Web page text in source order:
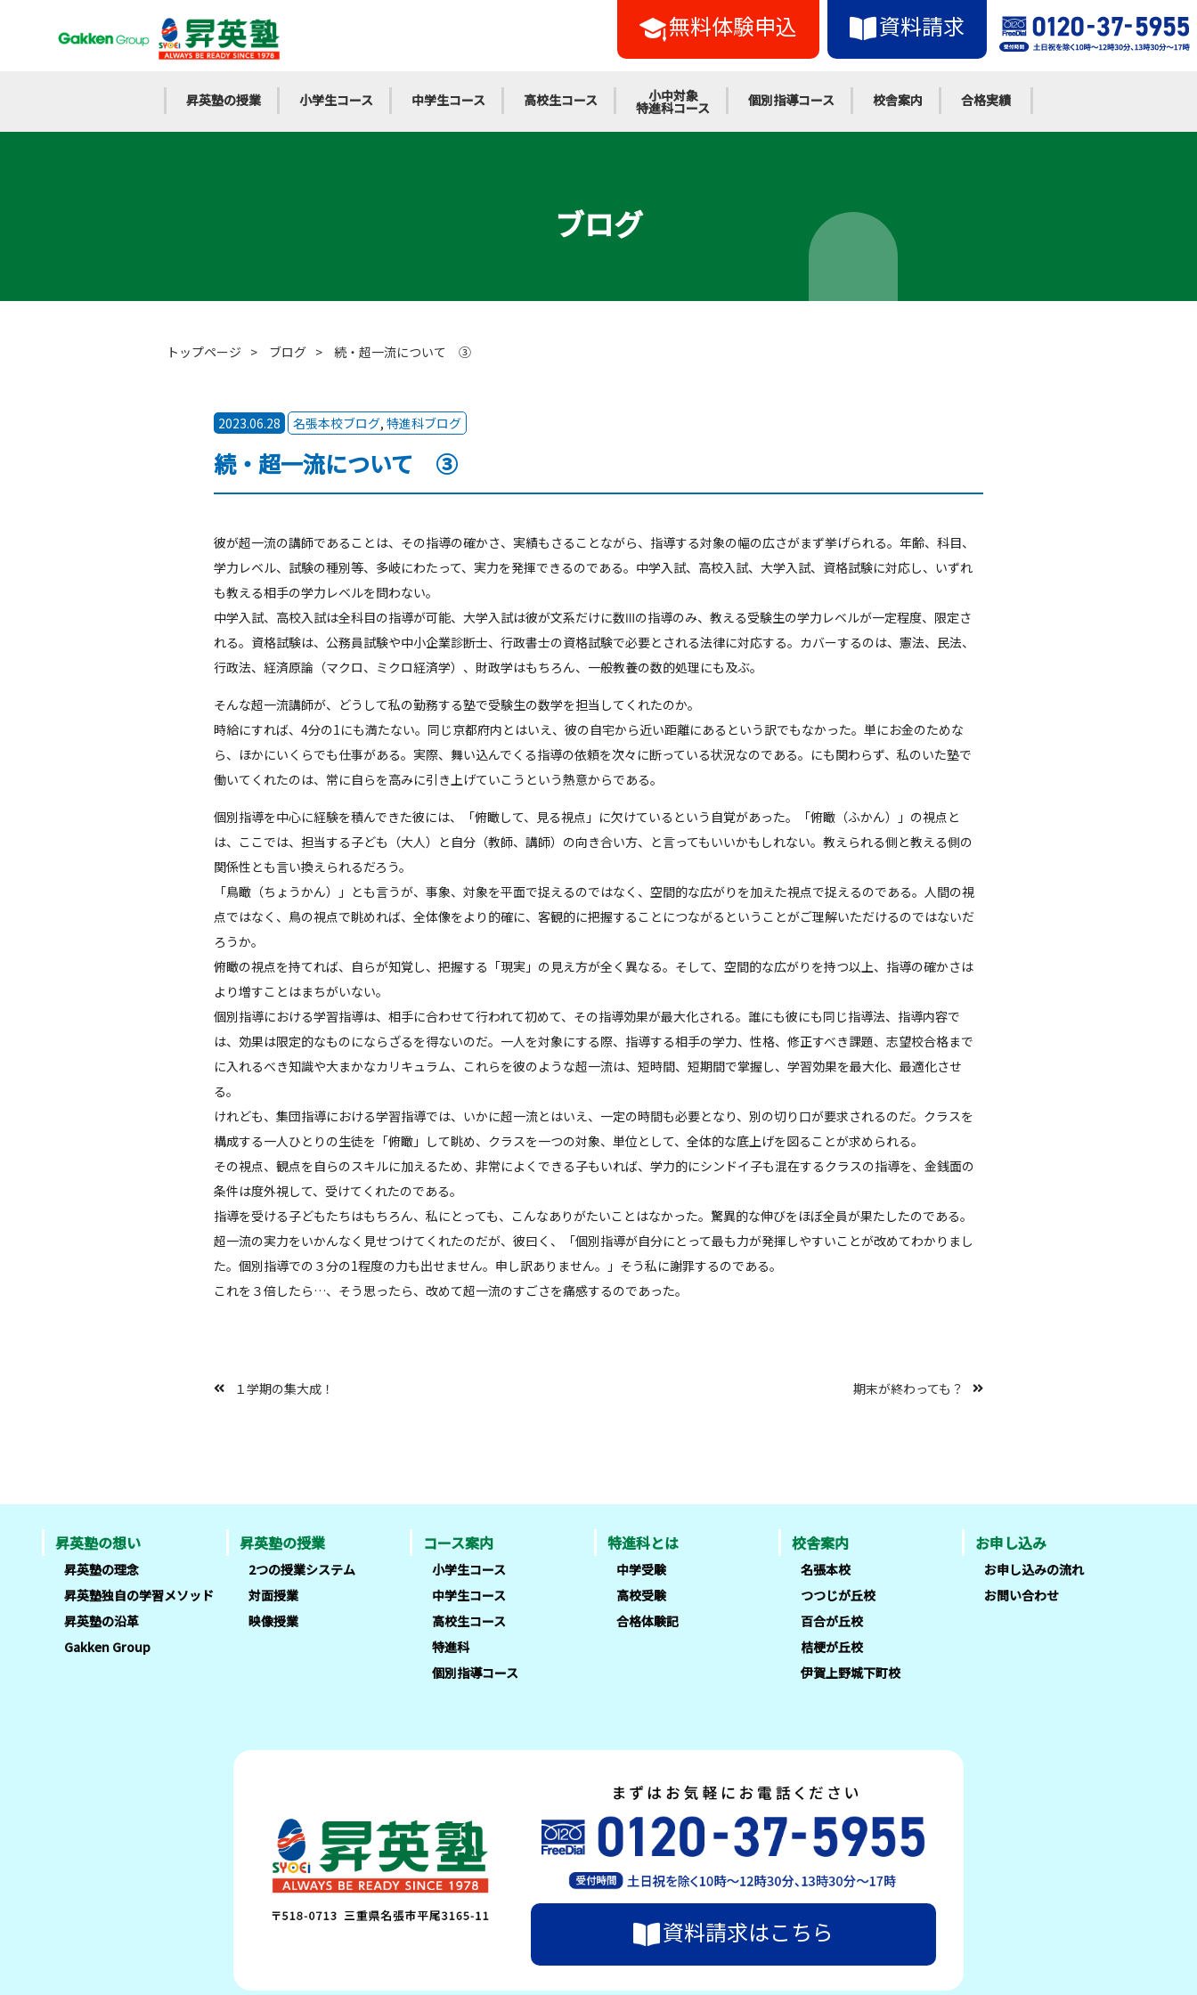
無料体験申込 資料請求
昇英塾の授業 小学生コース 中学生コース 高校生コース 小中対象
特進科コース 個別指導コース 校舎案内 合格実績
ブログ
トップページ > ブログ > 続・超一流について ③
2023.06.28 名張本校ブログ, 特進科ブログ
続・超一流について ③
彼が超一流の講師であることは、その指導の確かさ、実績もさることながら、指導する対象の幅の広さがまず挙げられる。年齢、科目、
学力レベル、試験の種別等、多岐にわたって、実力を発揮できるのである。中学入試、高校入試、大学入試、資格試験に対応し、いずれ
も教える相手の学力レベルを問わない。
中学入試、高校入試は全科目の指導が可能、大学入試は彼が文系だけに数Ⅲの指導のみ、教える受験生の学力レベルが一定程度、限定さ
れる。資格試験は、公務員試験や中小企業診断士、行政書士の資格試験で必要とされる法律に対応する。カバーするのは、憲法、民法、
行政法、経済原論（マクロ、ミクロ経済学）、財政学はもちろん、一般教養の数的処理にも及ぶ。
そんな超一流講師が、どうして私の勤務する塾で受験生の数学を担当してくれたのか。
時給にすれば、4分の1にも満たない。同じ京都府内とはいえ、彼の自宅から近い距離にあるという訳でもなかった。単にお金のためな
ら、ほかにいくらでも仕事がある。実際、舞い込んでくる指導の依頼を次々に断っている状況なのである。にも関わらず、私のいた塾で
働いてくれたのは、常に自らを高みに引き上げていこうという熱意からである。
個別指導を中心に経験を積んできた彼には、「俯瞰して、見る視点」に欠けているという自覚があった。「俯瞰（ふかん）」の視点と
は、ここでは、担当する子ども（大人）と自分（教師、講師）の向き合い方、と言ってもいいかもしれない。教えられる側と教える側の
関係性とも言い換えられるだろう。
「鳥瞰（ちょうかん）」とも言うが、事象、対象を平面で捉えるのではなく、空間的な広がりを加えた視点で捉えるのである。人間の視
点ではなく、鳥の視点で眺めれば、全体像をより的確に、客観的に把握することにつながるということがご理解いただけるのではないだ
ろうか。
俯瞰の視点を持てれば、自らが知覚し、把握する「現実」の見え方が全く異なる。そして、空間的な広がりを持つ以上、指導の確かさは
より増すことはまちがいない。
個別指導における学習指導は、相手に合わせて行われて初めて、その指導効果が最大化される。誰にも彼にも同じ指導法、指導内容で
は、効果は限定的なものにならざるを得ないのだ。一人を対象にする際、指導する相手の学力、性格、修正すべき課題、志望校合格まで
に入れるべき知識や大まかなカリキュラム、これらを彼のような超一流は、短時間、短期間で掌握し、学習効果を最大化、最適化させ
る。
けれども、集団指導における学習指導では、いかに超一流とはいえ、一定の時間も必要となり、別の切り口が要求されるのだ。クラスを
構成する一人ひとりの生徒を「俯瞰」して眺め、クラスを一つの対象、単位として、全体的な底上げを図ることが求められる。
その視点、観点を自らのスキルに加えるため、非常によくできる子もいれば、学力的にシンドイ子も混在するクラスの指導を、金銭面の
条件は度外視して、受けてくれたのである。
指導を受ける子どもたちはもちろん、私にとっても、こんなありがたいことはなかった。驚異的な伸びをほぼ全員が果たしたのである。
超一流の実力をいかんなく見せつけてくれたのだが、彼曰く、「個別指導が自分にとって最も力が発揮しやすいことが改めてわかりまし
た。個別指導での３分の1程度の力も出せません。申し訳ありません。」そう私に謝罪するのである。
これを３倍したら…、そう思ったら、改めて超一流のすごさを痛感するのであった。
１学期の集大成！ 期末が終わっても？
昇英塾の想い
昇英塾の理念
昇英塾独自の学習メソッド
昇英塾の沿革
Gakken Group
昇英塾の授業
2つの授業システム
対面授業
映像授業
コース案内
小学生コース
中学生コース
高校生コース
特進科
個別指導コース
特進科とは
中学受験
高校受験
合格体験記
校舎案内
名張本校
つつじが丘校
百合が丘校
桔梗が丘校
伊賀上野城下町校
お申し込み
お申し込みの流れ
お問い合わせ
資料請求はこちら